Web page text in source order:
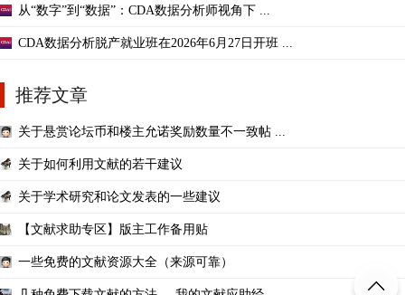
从“数字”到“数据”：CDA数据分析师视角下 ...
CDA数据分析脱产就业班在2026年6月27日开班 ...
推荐文章
关于悬赏论坛币和楼主允诺奖励数量不一致帖 ...
关于如何利用文献的若干建议
关于学术研究和论文发表的一些建议
【文献求助专区】版主工作备用贴
一些免费的文献资源大全（来源可靠）